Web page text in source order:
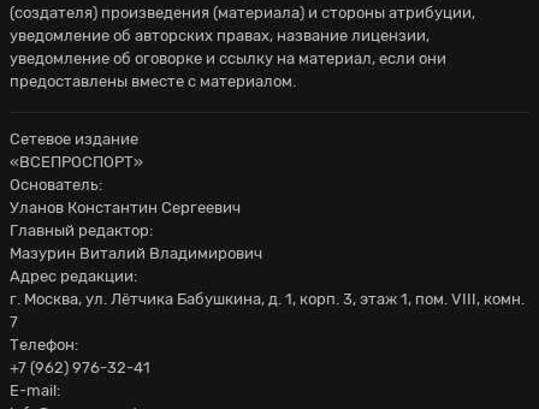
(создателя) произведения (материала) и стороны атрибуции,
уведомление об авторских правах, название лицензии,
уведомление об оговорке и ссылку на материал, если они
предоставлены вместе с материалом.
Сетевое издание
«ВСЕПРОСПОРТ»
Основатель:
Уланов Константин Сергеевич
Главный редактор:
Мазурин Виталий Владимирович
Адрес редакции:
г. Москва, ул. Лётчика Бабушкина, д. 1, корп. 3, этаж 1, пом. VIII, комн.
7
Телефон:
+7 (962) 976-32-41
E-mail: